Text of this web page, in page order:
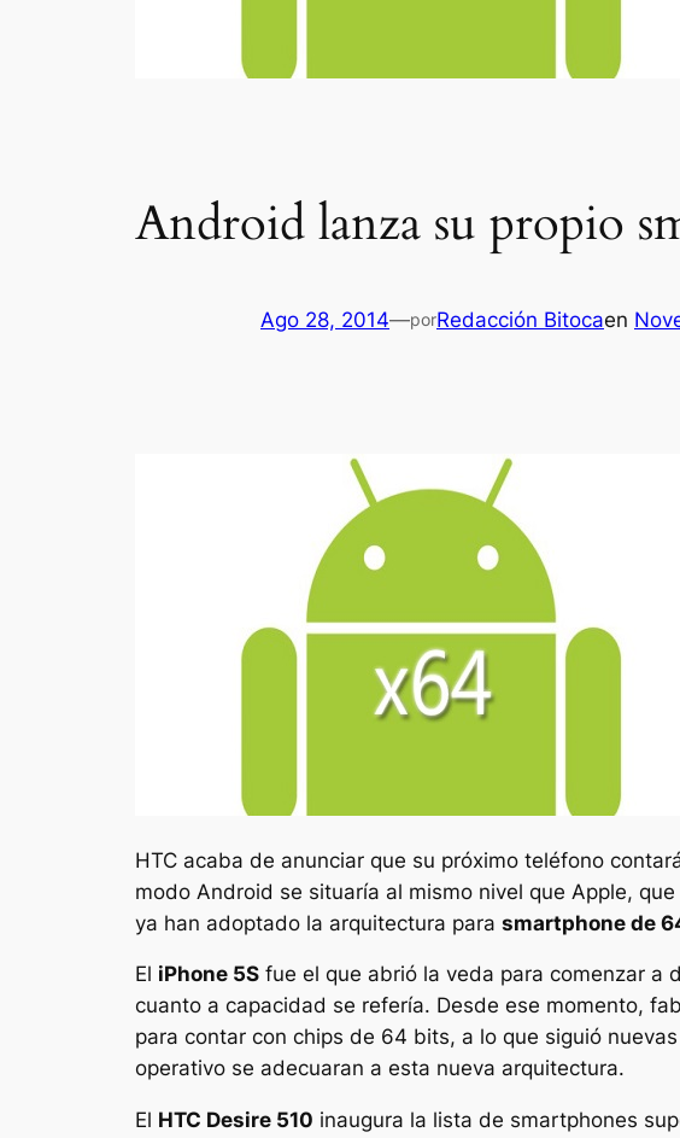
Android lanza su propio
Ago 28, 2014—porRedacción Bitocaen
HTC acaba de anunciar que su próximo teléfono
modo Android se situaría al mismo nivel que Apple,
ya han adoptado la arquitectura para smartphone de
El iPhone 5S fue el que abrió la veda para comenzar a
cuanto a capacidad se refería. Desde ese momento,
para contar con chips de 64 bits, a lo que siguió
operativo se adecuaran a esta nueva arquitectura.
El HTC Desire 510 inaugura la lista de smartphones